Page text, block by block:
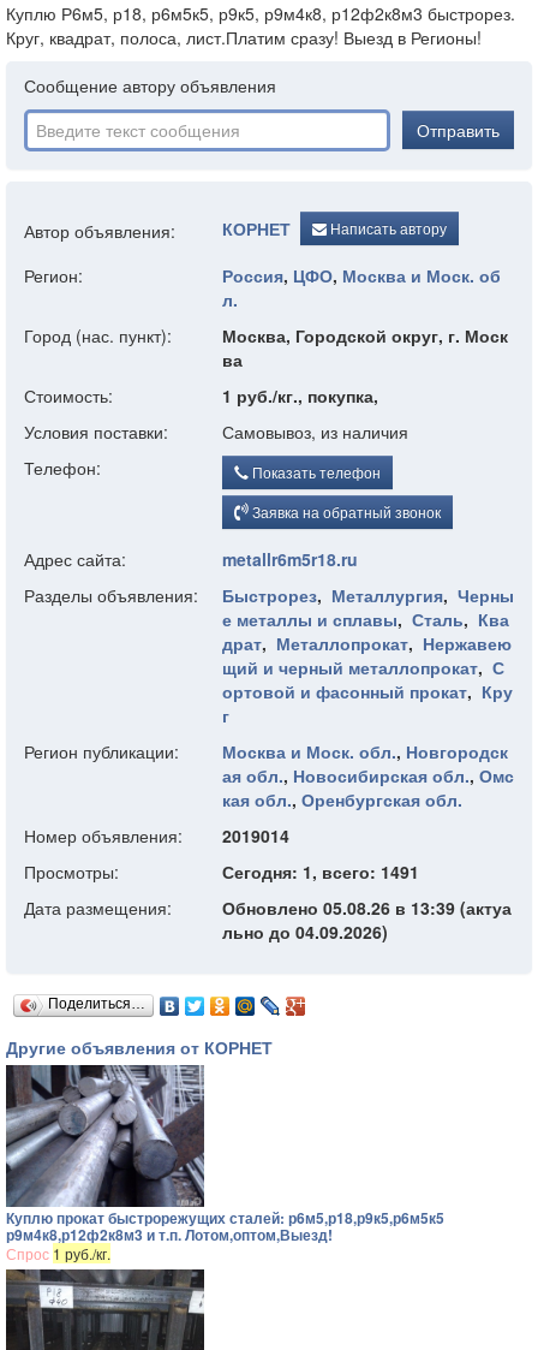
Куплю Р6м5, р18, р6м5к5, р9к5, р9м4к8, р12ф2к8м3 быстрорез.
Круг, квадрат, полоса, лист.Платим сразу! Выезд в Регионы!
Сообщение автору объявления
Отправить
Автор объявления: КОРНЕТ Написать автору
Регион: Россия, ЦФО, Москва и Моск. об
л.
Город (нас. пункт):
Москва, Городской округ, г. Моск
ва
Стоимость:
1 руб./кг., покупка,
Условия поставки:
Самовывоз, из наличия
Телефон:
Показать телефон
Заявка на обратный звонок
Адрес сайта:
metallr6m5r18.ru
Разделы объявления:
Быстрорез, Металлургия, Черны
е металлы и сплавы, Сталь, Ква
драт, Металлопрокат, Нержавею
щий и черный металлопрокат, С
ортовой и фасонный прокат, Кру
г
Регион публикации:
Москва и Моск. обл., Новгородск
ая обл., Новосибирская обл., Омс
кая обл., Оренбургская обл.
Номер объявления:
2019014
Просмотры:
Сегодня: 1, всего: 1491
Дата размещения:
Обновлено 05.08.26 в 13:39 (актуа
льно до 04.09.2026)
Поделиться…
Другие объявления от КОРНЕТ
Куплю прокат быстрорежущих сталей: р6м5,р18,р9к5,р6м5к5
р9м4к8,р12ф2к8м3 и т.п. Лотом,оптом,Выезд!
Спрос 1 руб./кг.